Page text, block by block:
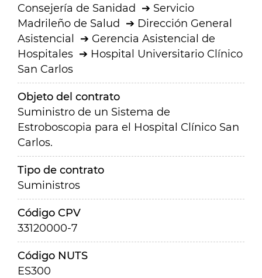
Consejería de Sanidad
Servicio
Madrileño de Salud
Dirección General
Asistencial
Gerencia Asistencial de
Hospitales
Hospital Universitario Clínico
San Carlos
Objeto del contrato
Suministro de un Sistema de
Estroboscopia para el Hospital Clínico San
Carlos.
Tipo de contrato
Suministros
Código CPV
33120000-7
Código NUTS
ES300